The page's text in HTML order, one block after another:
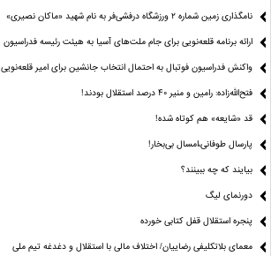
نامگذاری زمین شماره ۲ ورزشگاه درفشی‌فر به نام شهید «ماکان نصیری»
ارائه برنامه‌ قلعه‌نویی برای جام ملت‌های آسیا به هیئت رئیسه فدراسیون
واکنش فدراسیون فوتبال به احتمال انتخاب جانشین برای امیر قلعه‌نویی
فتح‌الله‌زاده: رامین و منیر 40 درصد استقلال بودند!
قد «شایعه» هم کوتاه شده!
پارسال طوفانی،امسال بی‌بخار!
بیایند که چه ببینند؟
دورنمای لیگ
پنجره‌ استقلال قفل کتابی خورده
معمای بلاتکلیفی رضاییان/ اختلاف مالی با استقلال و دغدغه تیم ملی